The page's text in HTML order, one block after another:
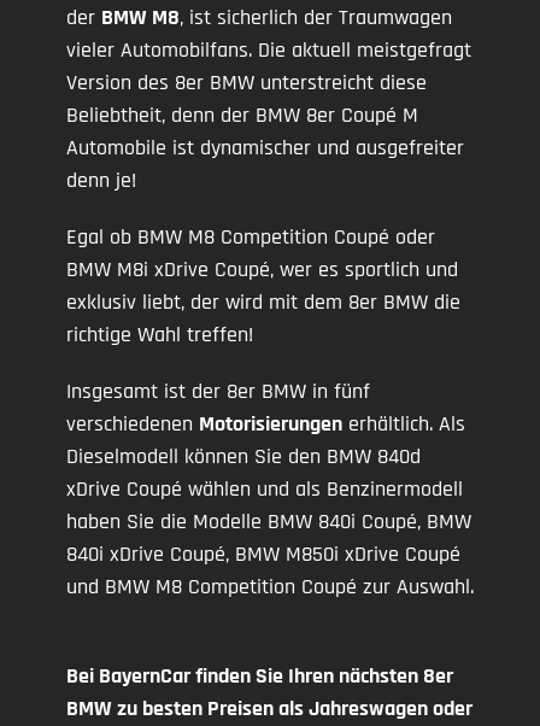
der BMW M8, ist sicherlich der Traumwagen
vieler Automobilfans. Die aktuell meistgefragt
Version des 8er BMW unterstreicht diese
Beliebtheit, denn der BMW 8er Coupé M
Automobile ist dynamischer und ausgefreiter
denn je!
Egal ob BMW M8 Competition Coupé oder
BMW M8i xDrive Coupé, wer es sportlich und
exklusiv liebt, der wird mit dem 8er BMW die
richtige Wahl treffen!
Insgesamt ist der 8er BMW in fünf
verschiedenen Motorisierungen erhältlich. Als
Dieselmodell können Sie den BMW 840d
xDrive Coupé wählen und als Benzinermodell
haben Sie die Modelle BMW 840i Coupé, BMW
840i xDrive Coupé, BMW M850i xDrive Coupé
und BMW M8 Competition Coupé zur Auswahl.
Bei BayernCar finden Sie Ihren nächsten 8er
BMW zu besten Preisen als Jahreswagen oder